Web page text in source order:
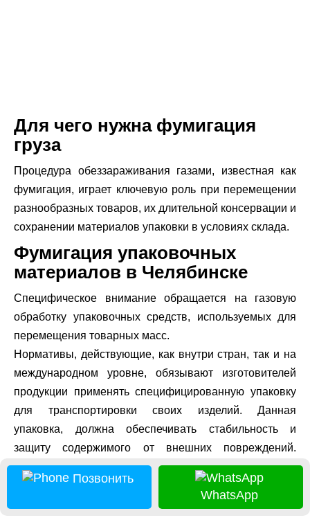
Для чего нужна фумигация
груза
Процедура обеззараживания газами, известная как
фумигация, играет ключевую роль при перемещении
разнообразных товаров, их длительной консервации и
сохранении материалов упаковки в условиях склада.
Фумигация упаковочных
материалов в Челябинске
Специфическое внимание обращается на газовую
обработку упаковочных средств, используемых для
перемещения товарных масс.
Нормативы, действующие, как внутри стран, так и на
международном уровне, обязывают изготовителей
продукции применять специфицированную упаковку
для транспортировки своих изделий. Данная
упаковка, должна обеспечивать стабильность и
защиту содержимого от внешних повреждений.
Обычно, для выполнения этих задач используются
материалы натурального происхождения, в частности
дерево, из которых изготавливаются такие
Позвонить
WhatsApp